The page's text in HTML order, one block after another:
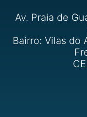
Av. Praia de
Bairro: Vilas do